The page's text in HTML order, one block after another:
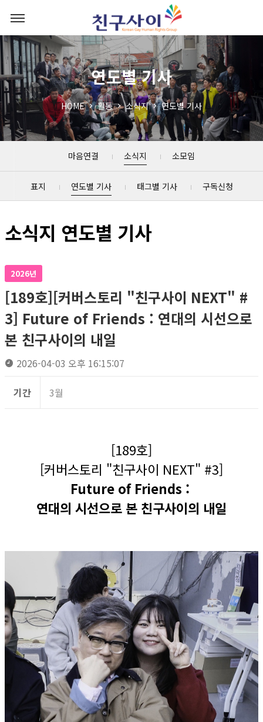
연도별 기사
HOME 활동 소식지 연도별 기사
마음연결 소식지 소모임
표지 연도별 기사 태그별 기사 구독신청
소식지 연도별 기사
2026년
[189호][커버스토리 "친구사이 NEXT" #
3] Future of Friends : 연대의 시선으로
본 친구사이의 내일
2026-04-03 오후 16:15:07
기간 3월
[189호]
[커버스토리 "친구사이 NEXT" #3]
Future of Friends :
연대의 시선으로 본 친구사이의 내일